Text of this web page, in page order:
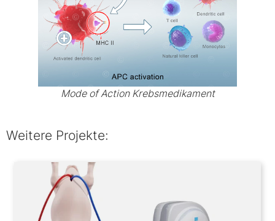
Mode of Action Krebsmedikament
Weitere Projekte: